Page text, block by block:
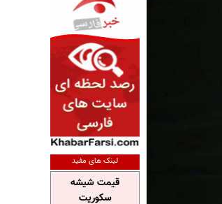
لینک های مفید
قیمت شیشه
سکوریت